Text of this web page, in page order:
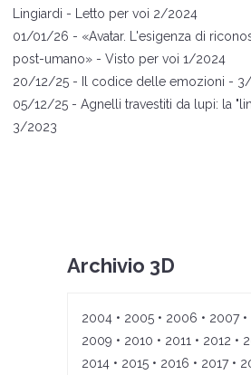
Lingiardi - Letto per voi 2/2024
01/01/26 - «Avatar. L'esigenza di
post-umano» - Visto per voi 1/2024
20/12/25 - Il codice delle emozioni -
05/12/25 - Agnelli travestiti da lupi: la
3/2023
Archivio 3D
2004 • 2005 • 2006 • 2007•
2009 • 2010 • 2011 • 2012 •
2014 • 2015 • 2016 • 2017•